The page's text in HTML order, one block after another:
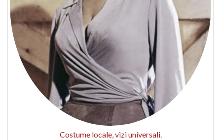
Costume locale, vizi universali.